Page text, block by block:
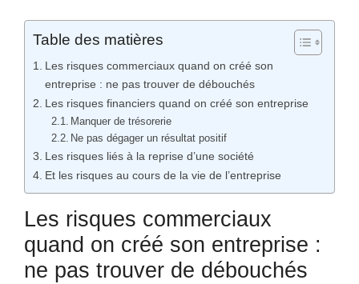
Table des matières
Les risques commerciaux quand on créé son
entreprise : ne pas trouver de débouchés
Les risques financiers quand on créé son entreprise
Manquer de trésorerie
Ne pas dégager un résultat positif
Les risques liés à la reprise d’une société
Et les risques au cours de la vie de l’entreprise
Les risques commerciaux
quand on créé son entreprise :
ne pas trouver de débouchés